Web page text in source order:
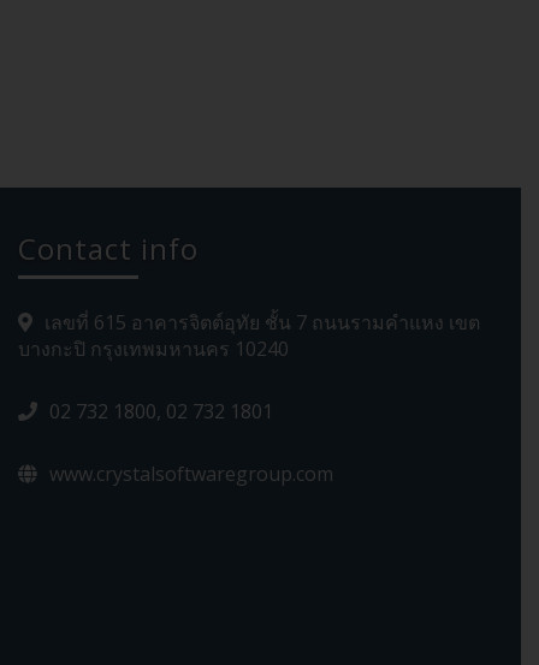
Contact info
เลขที่ 615 อาคารจิตต์อุทัย ชั้น 7 ถนนรามคำแหง เขต
บางกะปิ กรุงเทพมหานคร 10240
02 732 1800, 02 732 1801
www.crystalsoftwaregroup.com